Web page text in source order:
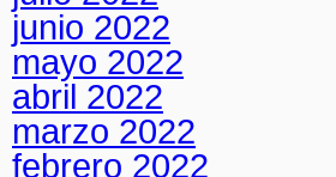
junio 2022
mayo 2022
abril 2022
marzo 2022
febrero 2022